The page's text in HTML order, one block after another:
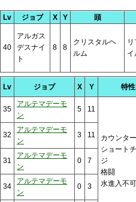
Lv ジョブ X Y 頭
40
アルガス
デスナイ
ト
8 8
クリスタルヘ
ルム
イ
Lv ジョブ X Y 特性
35
アルテマデーモ
ン
5 11
カウンター
ショート
ジ
格闘
水進入不可
32
アルテマデーモ
ン
3 11
31
アルテマデーモ
ン
0 7
34
アルテマデーモ
ン
0 3